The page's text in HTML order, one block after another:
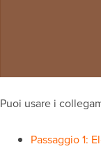
Puoi usare i
Passaggio 1: